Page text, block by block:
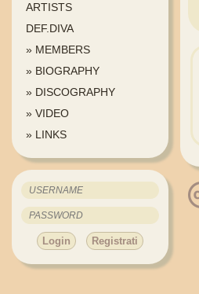
ARTISTS
DEF.DIVA
» MEMBERS
» BIOGRAPHY
» DISCOGRAPHY
» VIDEO
» LINKS
Login Registrati